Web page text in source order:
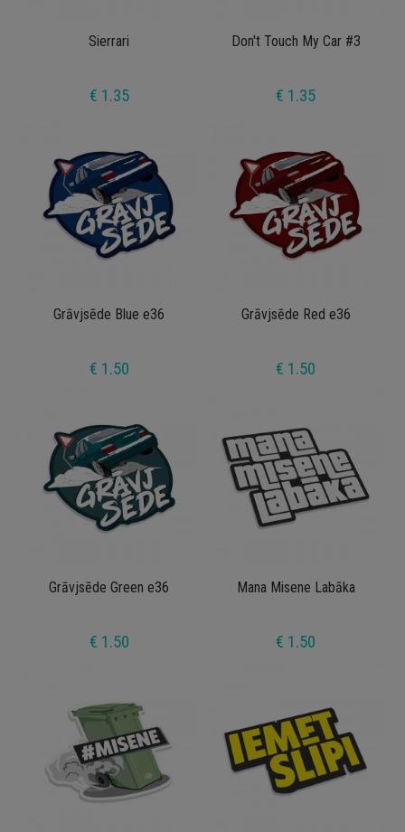
Sierrari
€ 1.35
Don't Touch My Car #3
€ 1.35
Grāvjsēde Blue e36
€ 1.50
Grāvjsēde Red e36
€ 1.50
Grāvjsēde Green e36
€ 1.50
Mana Misene Labāka
€ 1.50